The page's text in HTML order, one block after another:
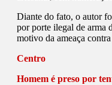
Diante do fato, o autor
por porte ilegal de arma
motivo da ameaça
Centro
Homem é preso por